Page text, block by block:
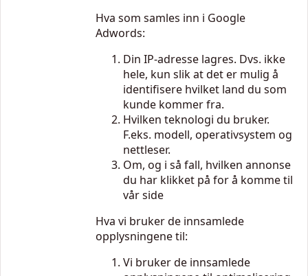
Hva som samles inn i Google
Adwords:
Din IP-adresse lagres. Dvs. ikke
hele, kun slik at det er mulig å
identifisere hvilket land du som
kunde kommer fra.
Hvilken teknologi du bruker.
F.eks. modell, operativsystem og
nettleser.
Om, og i så fall, hvilken annonse
du har klikket på for å komme til
vår side
Hva vi bruker de innsamlede
opplysningene til:
Vi bruker de innsamlede